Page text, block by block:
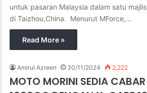
untuk pasaran Malaysia dalam satu
di Taizhou,China. Menurut MForce,…
Read More »
Amirul Azreen 30/11/2024 2,222
MOTO MORINI SEDIA